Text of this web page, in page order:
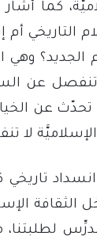
كما
التاريخي
الجديد؟ وهي
تنفصل عن
عن
الإسلاميَّة لا
تاريخي
الثقافة
لطلبتنا،